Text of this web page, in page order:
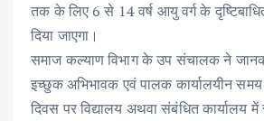
तक के लिए 6 से 14 वर्ष आयु वर्ग के
दिया जाएगा।
समाज कल्याण विभाग के उप संचालक ने
इच्छुक अभिभावक एवं पालक कार्यालयीन समय
दिवस पर विद्यालय अथवा संबंधित कार्यालय